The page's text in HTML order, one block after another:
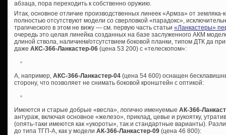
абзаца, пора переходить к собственно оружию.
Итак, основное отличие производственных линеек «Армза» от земляка-
полностью отсутствуют модели со сверловкой «парадокс»,
трагического в этом не вижу — см. первую часть статьи «Ланкастеры»
очередь это целая линейка созданных на базе заслуженного АКМ
длиной ствола, наличием/отсутствием боковой планки, типом ДТК да
даже АКС-366-Ланкастер-06 (цена 53 200) с «телескопом»:
А, например, АКС-366-Ланкастер-04 (цена 54 600) оснащен
сторону, что позволяет не снимать боковой кронштейн с оптикой:
Имеются и старые добрые «весла», логично именуемые АК-366-
антураж, включая основное «железо», приклад, цевье и рукоятку,
(опять-таки имеются как «укороты», так и стандартные варианты).
до типа ТГП-А, как у модели АК-366-Ланкастер-09 (цена 46 800):